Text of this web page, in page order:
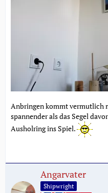
Anbringen kommt vermutlich
spannender als das Segel
Ausholring ins Spiel.
Angarvater
Shipwright